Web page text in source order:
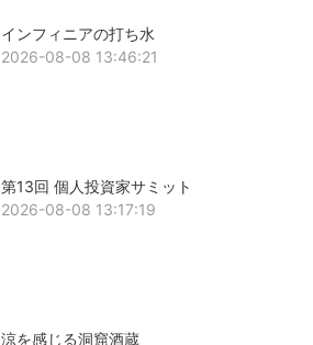
インフィニアの打ち水
2026-08-08 13:46:21
第13回 個人投資家サミット
2026-08-08 13:17:19
涼を感じる洞窟酒蔵